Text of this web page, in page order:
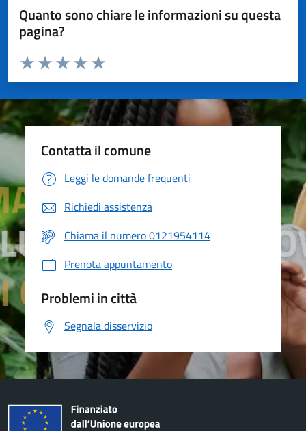
Quanto sono chiare le informazioni su questa
pagina?
Valuta da 1 a 5 stelle la pagina
Valuta 5 stelle su 5
Valuta 4 stelle su 5
Valuta 3 stelle su 5
Valuta 2 stelle su 5
Valuta 1 stelle su 5
Contatta il comune
Leggi le domande frequenti
Richiedi assistenza
Chiama il numero 0121954114
Prenota appuntamento
Problemi in città
Segnala disservizio